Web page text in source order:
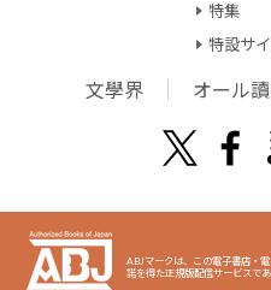
特集
特設サ
文學界 オール
ABJマークは、この電子書店・
諾を得た正規版配信サービスで